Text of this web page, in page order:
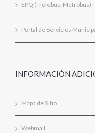
EPQ (Trolebus, Metrobus)
Portal de Servicios
INFORMACIÓN
Mapa de Sitio
Webmail